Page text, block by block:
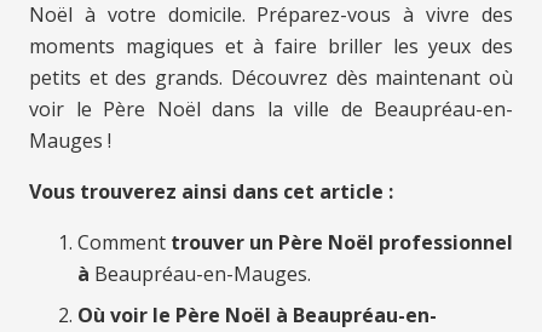
Noël à votre domicile. Préparez-vous à vivre des
moments magiques et à faire briller les yeux des
petits et des grands. Découvrez dès maintenant où
voir le Père Noël dans la ville de Beaupréau-en-
Mauges !
Vous trouverez ainsi dans cet article :
Comment trouver un Père Noël professionnel
à Beaupréau-en-Mauges.
Où voir le Père Noël à Beaupréau-en-